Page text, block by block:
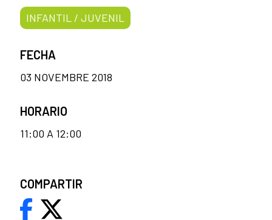
INFANTIL / JUVENIL
FECHA
03 NOVEMBRE 2018
HORARIO
11:00 A 12:00
COMPARTIR